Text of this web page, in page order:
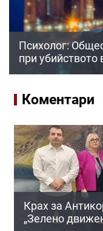
Психолог:
при
Коментари
Крах за
„Зелено